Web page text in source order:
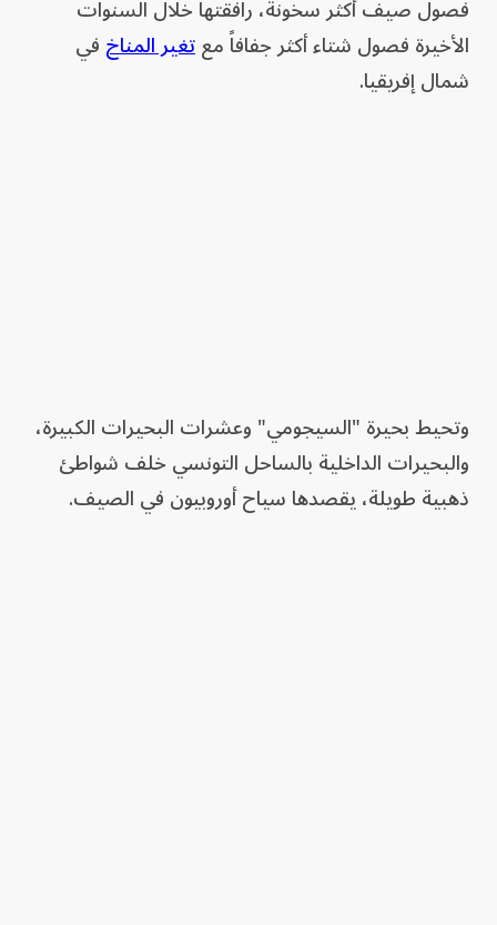
فصول صيف أكثر سخونة، رافقتها خلال السنوات
الأخيرة فصول شتاء أكثر جفافاً معتغير المناخفي
شمال إفريقيا.
وتحيط بحيرة "السيجومي" وعشرات البحيرات الكبيرة،
والبحيرات الداخلية بالساحل التونسي خلف شواطئ
ذهبية طويلة، يقصدها سياح أوروبيون في الصيف.